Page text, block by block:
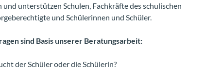
unterstützen Schulen, Fachkräfte des schulischen
und Schülerinnen und Schüler.
sind Basis unserer Beratungsarbeit:
der Schüler oder die Schülerin?